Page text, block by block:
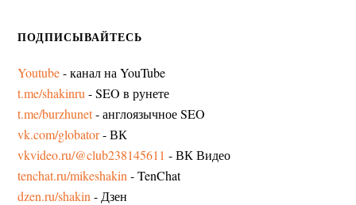
ПОДПИСЫВАЙТЕСЬ
Youtube- канал на YouTube
t.me/shakinru - SEO в рунете
t.me/burzhunet- англоязычное SEO
vk.com/globator- ВК
vkvideo.ru/@club238145611 - ВК Видео
tenchat.ru/mikeshakin - TenChat
dzen.ru/shakin - Дзен